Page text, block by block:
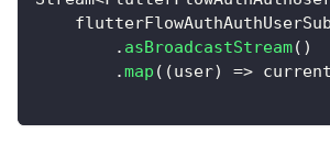
. asBroadcastStream( )
.map ( (user) =>